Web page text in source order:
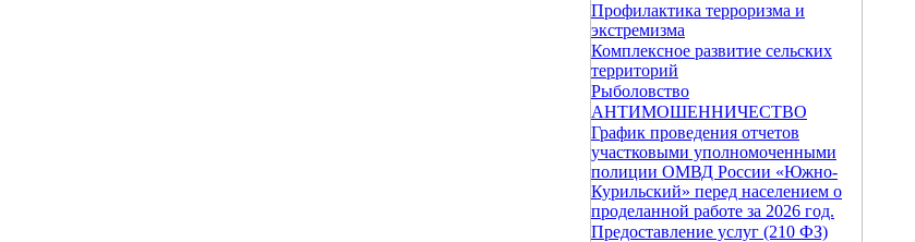
Профилактика терроризма и
экстремизма
Комплексное развитие сельских
территорий
Рыболовство
АНТИМОШЕННИЧЕСТВО
График проведения отчетов
участковыми уполномоченными
полиции ОМВД России «Южно-
Курильский» перед населением о
проделанной работе за 2026 год.
Предоставление услуг (210 ФЗ)